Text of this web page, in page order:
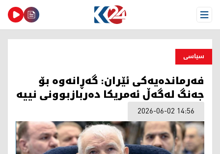
Open Menu
سیاسی
فەرماندەیەکی ئێران: گەڕانەوە بۆ
جەنگ لەگەڵ ئەمریکا دەربازبوونی نییە
2026-06-02 14:56